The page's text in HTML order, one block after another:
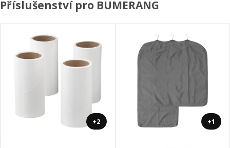
Příslušenství pro BUMERANG
+2 +1